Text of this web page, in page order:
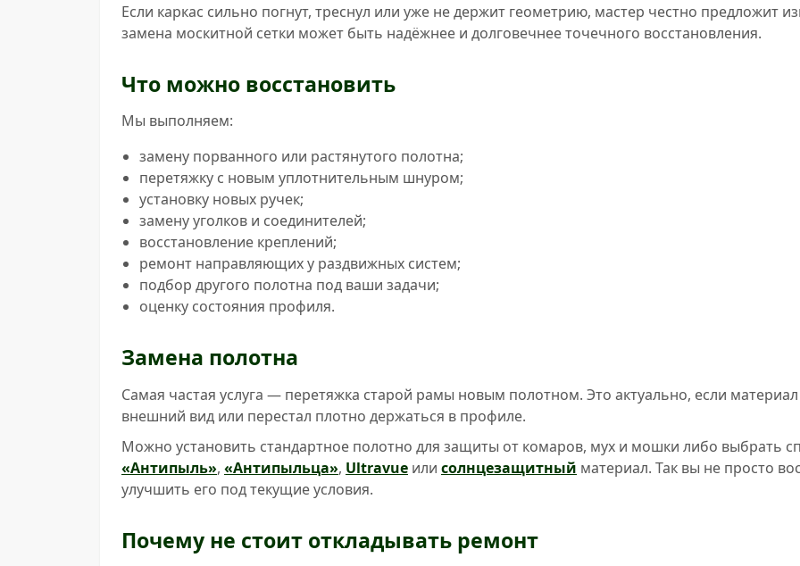
Если каркас сильно погнут, треснул или уже не держит геометрию, мастер честно предложит
замена москитной сетки может быть надёжнее и долговечнее точечного восстановления.
Что можно восстановить
Мы выполняем:
замену порванного или растянутого полотна;
перетяжку с новым уплотнительным шнуром;
установку новых ручек;
замену уголков и соединителей;
восстановление креплений;
ремонт направляющих у раздвижных систем;
подбор другого полотна под ваши задачи;
оценку состояния профиля.
Замена полотна
Самая частая услуга — перетяжка старой рамы новым полотном. Это актуально, если
внешний вид или перестал плотно держаться в профиле.
Можно установить стандартное полотно для защиты от комаров, мух и мошки либо выбрать
«Антипыль», «Антипыльца», Ultravue или солнцезащитный материал. Так вы не просто
улучшить его под текущие условия.
Почему не стоит откладывать ремонт